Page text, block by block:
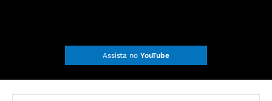
Assista no YouTube